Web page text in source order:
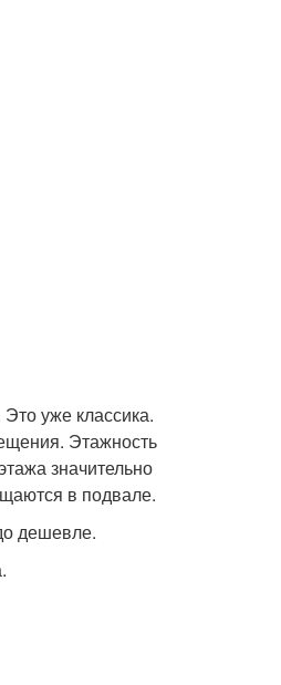
уже классика.
Этажность
значительно
в подвале.
дешевле.